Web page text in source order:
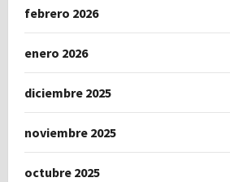
febrero 2026
enero 2026
diciembre 2025
noviembre 2025
octubre 2025